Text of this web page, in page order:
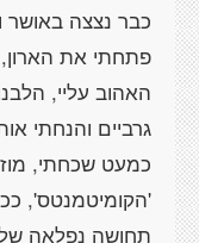
פתחתי את
האהוב עליי,
כמעט שכחתי,
'הקומיטמנטס',
תחושה נפלאה של